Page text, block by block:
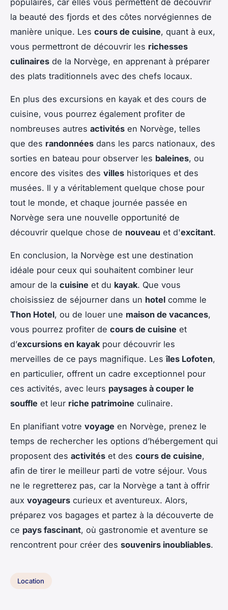
populaires, car elles vous permettent de découvrir
la beauté des fjords et des côtes norvégiennes de
manière unique. Les cours de cuisine, quant à eux,
vous permettront de découvrir les richesses
culinaires de la Norvège, en apprenant à préparer
des plats traditionnels avec des chefs locaux.
En plus des excursions en kayak et des cours de
cuisine, vous pourrez également profiter de
nombreuses autres activités en Norvège, telles
que des randonnées dans les parcs nationaux, des
sorties en bateau pour observer les baleines, ou
encore des visites des villes historiques et des
musées. Il y a véritablement quelque chose pour
tout le monde, et chaque journée passée en
Norvège sera une nouvelle opportunité de
découvrir quelque chose de nouveau et d'excitant.
En conclusion, la Norvège est une destination
idéale pour ceux qui souhaitent combiner leur
amour de la cuisine et du kayak. Que vous
choisissiez de séjourner dans un hotel comme le
Thon Hotel, ou de louer une maison de vacances,
vous pourrez profiter de cours de cuisine et
d’excursions en kayak pour découvrir les
merveilles de ce pays magnifique. Lesîles Lofoten,
en particulier, offrent un cadre exceptionnel pour
ces activités, avec leurs paysages à couper le
souffle et leur riche patrimoine culinaire.
En planifiant votre voyage en Norvège, prenez le
temps de rechercher les options d’hébergement qui
proposent des activités et des cours de cuisine,
afin de tirer le meilleur parti de votre séjour. Vous
ne le regretterez pas, car la Norvège a tant à offrir
aux voyageurs curieux et aventureux. Alors,
préparez vos bagages et partez à la découverte de
ce pays fascinant, où gastronomie et aventure se
rencontrent pour créer des souvenirs inoubliables.
Location